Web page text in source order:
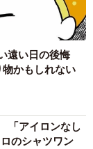
遠い日の後悔
かもしれない
「アイロンなし
のシャツワン